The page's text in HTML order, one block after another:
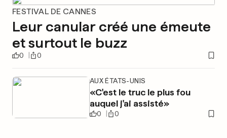
FESTIVAL DE CANNES
Leur canular créé une émeute
et surtout le buzz
0 0
AUX ÉTATS-UNIS
«C'est le truc le plus fou
auquel j'ai assisté»
0 0